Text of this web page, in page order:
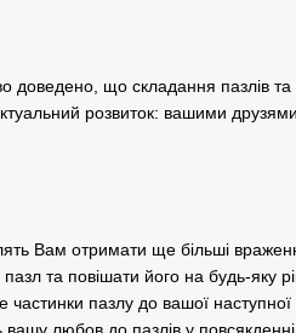
доведено, що складання пазлів та
розвиток: вашими
Вам отримати ще більші
та повішати його на будь-яку
частинки пазлу до вашої